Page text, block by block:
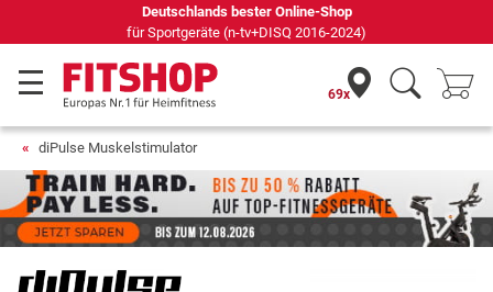
69 Fachmärkte vor Ort mit 75 eigenen Servicetechnikern
69x
diPulse Muskelstimulator